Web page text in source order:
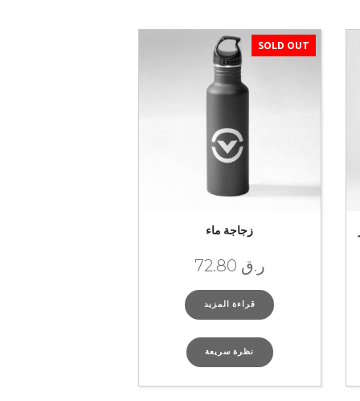
SOLD OUT
زجاجة ماء
ر.ق
قراءة المزيد
نظرة سريعة